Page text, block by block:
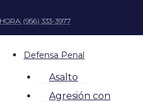
(956) 333-3977
Defensa Penal
Asalto
Agresión con